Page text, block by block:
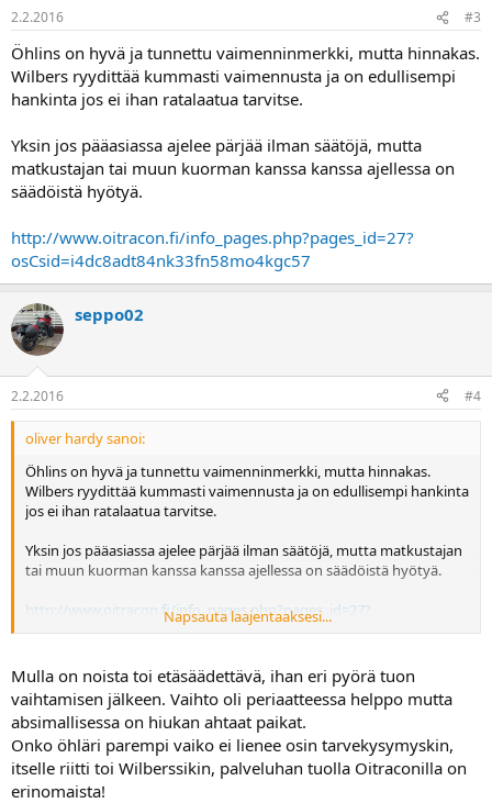
2.2.2016 #3
Öhlins on hyvä ja tunnettu vaimenninmerkki, mutta hinnakas.
Wilbers ryydittää kummasti vaimennusta ja on edullisempi
hankinta jos ei ihan ratalaatua tarvitse.
Yksin jos pääasiassa ajelee pärjää ilman säätöjä, mutta
matkustajan tai muun kuorman kanssa kanssa ajellessa on
säädöistä hyötyä.
http://www.oitracon.fi/info_pages.php?pages_id=27?
osCsid=i4dc8adt84nk33fn58mo4kgc57
seppo02
2.2.2016 #4
oliver hardy sanoi:
Öhlins on hyvä ja tunnettu vaimenninmerkki, mutta hinnakas.
Wilbers ryydittää kummasti vaimennusta ja on edullisempi hankinta
jos ei ihan ratalaatua tarvitse.
Yksin jos pääasiassa ajelee pärjää ilman säätöjä, mutta matkustajan
tai muun kuorman kanssa kanssa ajellessa on säädöistä hyötyä.
http://www.oitracon.fi/info_pages.php?pages_id=27?
osCsid=i4dc8adt84nk33fn58mo4kgc57
Napsauta laajentaaksesi...
Mulla on noista toi etäsäädettävä, ihan eri pyörä tuon
vaihtamisen jälkeen. Vaihto oli periaatteessa helppo mutta
absimallisessa on hiukan ahtaat paikat.
Onko öhläri parempi vaiko ei lienee osin tarvekysymyskin,
itselle riitti toi Wilberssikin, palveluhan tuolla Oitraconilla on
erinomaista!